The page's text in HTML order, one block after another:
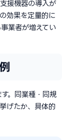
援機器の導入が
効果を定量的に
業者が増えてい
。同業種・同規
げたか、具体的